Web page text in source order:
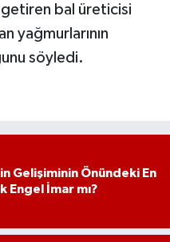
getiren bal üreticisi
yağmurlarının
söyledi.
Gelişiminin Önündeki En
Engel İmar mı?